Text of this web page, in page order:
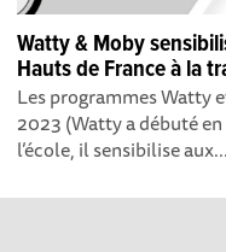
Watty & Moby
Hauts de France à la
Les programmes Watty
2023 (Watty a débuté
l’école, il sensibilise aux...